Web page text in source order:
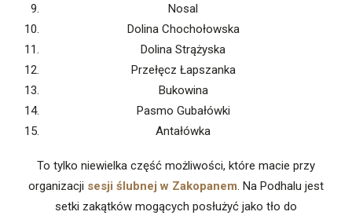
Nosal
Dolina Chochołowska
Dolina Strążyska
Przełęcz Łapszanka
Bukowina
Pasmo Gubałówki
Antałówka
To tylko niewielka część możliwości, które macie przy
organizacji sesji ślubnej w Zakopanem. Na Podhalu jest
setki zakątków mogących posłużyć jako tło do